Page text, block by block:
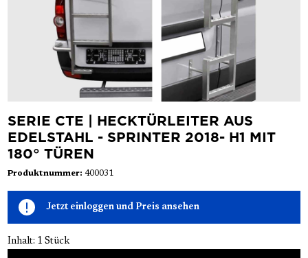
SERIE CTE | HECKTÜRLEITER AUS
EDELSTAHL - SPRINTER 2018- H1 MIT
180° TÜREN
Produktnummer: 400031
Jetzt einloggen und Preis ansehen
Inhalt: 1 Stück